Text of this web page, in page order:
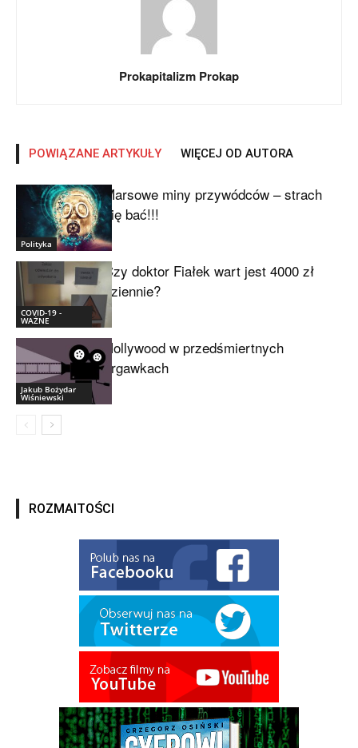
Prokapitalizm Prokap
POWIĄZANE ARTYKUŁY WIĘCEJ OD AUTORA
Polityka
Marsowe miny przywódców – strach
się bać!!!
COVID-19 -
WAŻNE
Czy doktor Fiałek wart jest 4000 zł
dziennie?
Jakub Bożydar
Wiśniewski
Hollywood w przedśmiertnych
drgawkach
ROZMAITOŚCI